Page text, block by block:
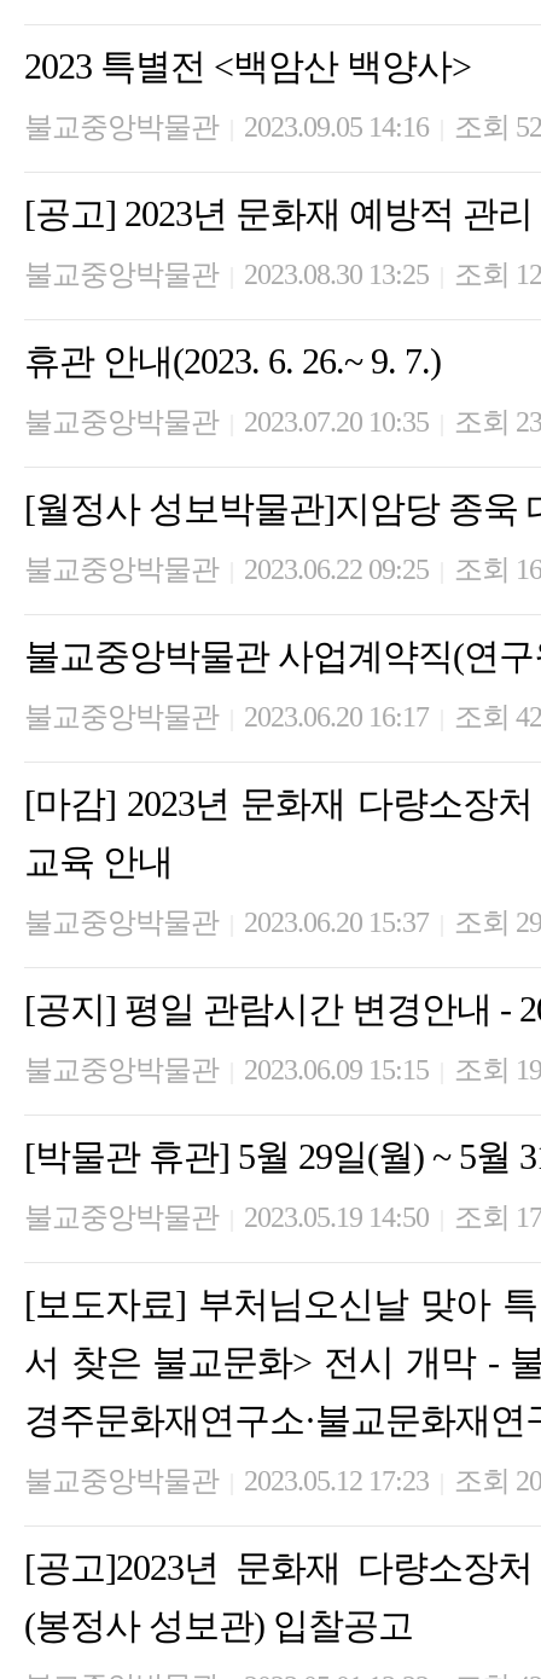
2023 특별전 <백암산 백양사>
불교중앙박물관 2023.09.05 14:16 조회
[공고] 2023년 문화재 예방적 관
불교중앙박물관 2023.08.30 13:25 조회
휴관 안내(2023. 6. 26.~ 9. 7.)
불교중앙박물관 2023.07.20 10:35 조회
[월정사 성보박물관]지암당 종욱
불교중앙박물관 2023.06.22 09:25 조회
불교중앙박물관 사업계약직(연
불교중앙박물관 2023.06.20 16:17 조회
[마감] 2023년 문화재 다량소장
교육 안내
불교중앙박물관 2023.06.20 15:37 조회
[공지] 평일 관람시간 변경안내 -
불교중앙박물관 2023.06.09 15:15 조회
[박물관 휴관] 5월 29일(월) ~ 5월
불교중앙박물관 2023.05.19 14:50 조회
[보도자료] 부처님오신날 맞아
서 찾은 불교문화> 전시 개막 -
경주문화재연구소·불교문화재
불교중앙박물관 2023.05.12 17:23 조회
[공고]2023년 문화재 다량소장
(봉정사 성보관) 입찰공고